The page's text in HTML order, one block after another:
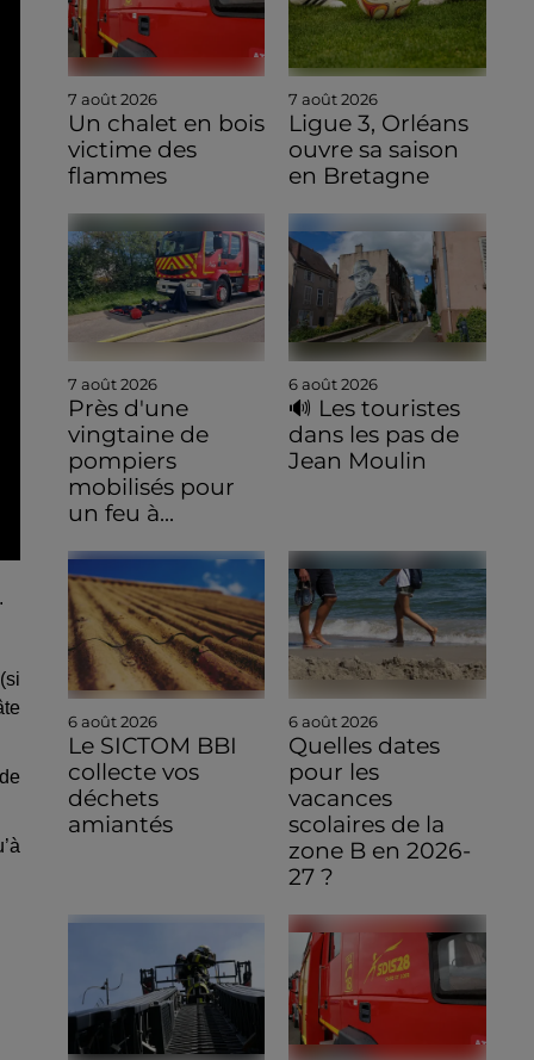
7 août 2026
Un chalet en bois
victime des
flammes
7 août 2026
Ligue 3, Orléans
ouvre sa saison
en Bretagne
7 août 2026
Près d'une
vingtaine de
pompiers
mobilisés pour
un feu à...
6 août 2026
🔊 Les touristes
dans les pas de
Jean Moulin
6 août 2026
Le SICTOM BBI
collecte vos
déchets
amiantés
6 août 2026
Quelles dates
pour les
vacances
scolaires de la
zone B en 2026-
27 ?